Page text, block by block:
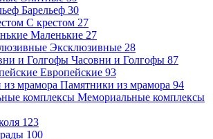
Барельеф 30
С крестом 27
Маленькие 27
Эксклюзивные 28
Часовни и Голгофы 87
Европейские 93
Памятники из мрамора 94
Мемориальные комплексы
123
100